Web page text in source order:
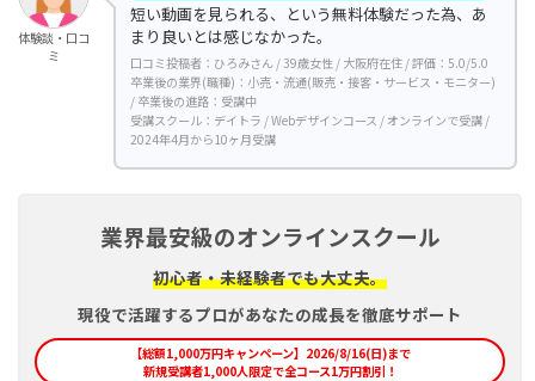
体験談・口コ
ミ
短い動画を見られる、という無料体験だった為、あ
まり良いとは感じなかった。
口コミ投稿者：ひろみさん / 39歳女性 / 大阪府在住 / 評価：5.0/5.0
卒業後の業界(職種)：小売・流通(販売・接客・サービス・モニター)
/ 卒業後の進路：受講中
受講スクール：デイトラ / Webデザインコース / オンラインで受講 /
2024年4月から10ヶ月受講
業界最安級のオンラインスクール
初心者・未経験者でも大丈夫。
現役で活躍するプロがあなたの成長を徹底サポート
【総額1,000万円キャンペーン】2026/8/16(日)まで
新規受講者1,000人限定で全コース1万円割引！